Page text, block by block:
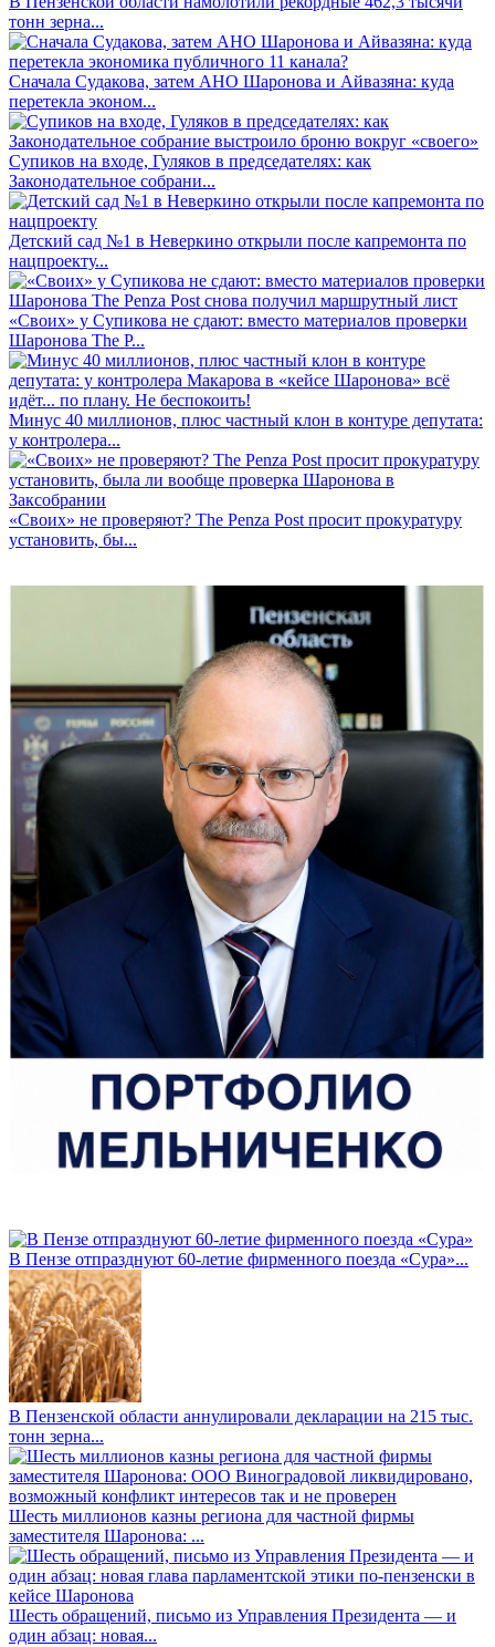
тонн зерна...
Сначала Судакова, затем АНО Шаронова и Айвазяна: куда
перетекла эконом...
Супиков на входе, Гуляков в председателях: как
Законодательное собрани...
Детский сад №1 в Неверкино открыли после капремонта по
нацпроекту...
«Своих» у Супикова не сдают: вместо материалов проверки
Шаронова The P...
Минус 40 миллионов, плюс частный клон в контуре депутата:
у контролера...
«Своих» не проверяют? The Penza Post просит прокуратуру
установить, бы...
В Пензе отпразднуют 60-летие фирменного поезда «Сура»...
В Пензенской области аннулировали декларации на 215 тыс.
тонн зерна...
Шесть миллионов казны региона для частной фирмы
заместителя Шаронова: ...
Шесть обращений, письмо из Управления Президента — и
один абзац: новая...